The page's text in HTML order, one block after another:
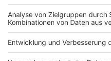
Nutzungsbedingungen
Jobs
Presse